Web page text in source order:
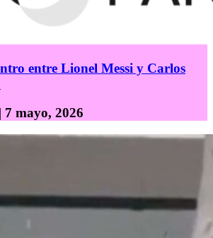
entre Lionel Messi y Carlos
| 7 mayo, 2026